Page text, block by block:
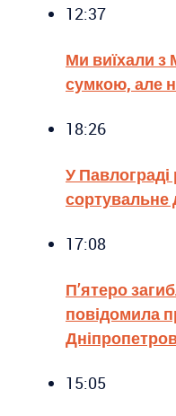
12:37
Ми виїхали з
сумкою, але
18:26
У
сортувальне
17:08
П’ятеро
повідомила
15:05